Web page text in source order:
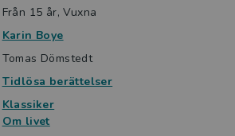
Från 15 år, Vuxna
Karin Boye
Tomas Dömstedt
Tidlösa berättelser
Klassiker
Om livet